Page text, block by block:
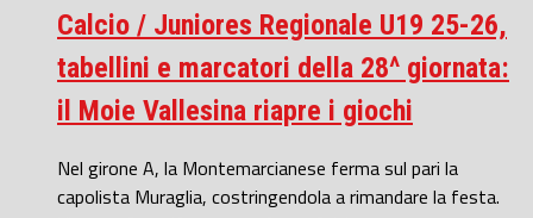
Calcio / Juniores Regionale U19 25-26,
tabellini e marcatori della 28^ giornata:
il Moie Vallesina riapre i giochi
Nel girone A, la Montemarcianese ferma sul pari la
capolista Muraglia, costringendola a rimandare la festa.